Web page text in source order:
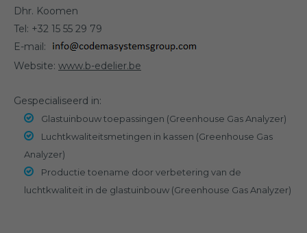
Dhr. Koomen
Tel: +32 15 55 29 79
E-mail:
Website: www.b-edelier.be
Gespecialiseerd in:
Glastuinbouw toepassingen (Greenhouse Gas Analyzer)
Luchtkwaliteitsmetingen in kassen (Greenhouse Gas
Analyzer)
Productie toename door verbetering van de
luchtkwaliteit in de glastuinbouw (Greenhouse Gas Analyzer)